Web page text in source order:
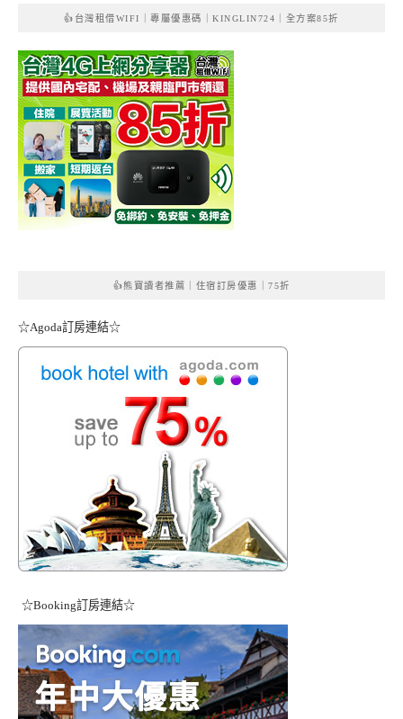
👍台灣租借WIFI｜專屬優惠碼｜KINGLIN724｜全方案85折
👍熊寶讀者推薦｜住宿訂房優惠｜75折
☆Agoda訂房連結☆
☆Booking訂房連結☆